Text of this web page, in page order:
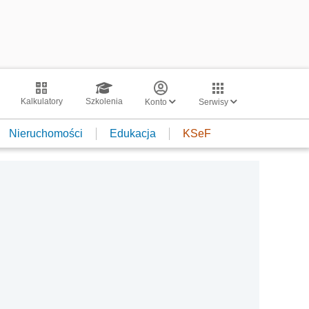
Kalkulatory Szkolenia Konto Serwisy
Nieruchomości Edukacja KSeF